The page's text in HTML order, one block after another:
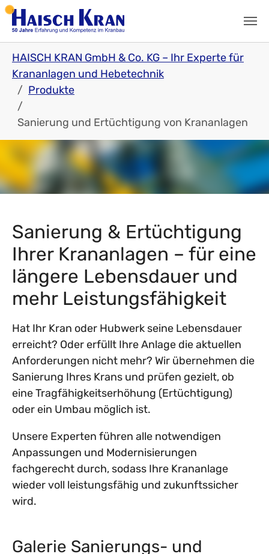
Skip to main content
Skip to page footer
HAISCH KRAN GmbH & Co. KG – Ihr Experte für
Krananlagen und Hebetechnik
Produkte
Sanierung und Ertüchtigung von Krananlagen
Sanierung & Ertüchtigung
Ihrer Krananlagen – für eine
längere Lebensdauer und
mehr Leistungsfähigkeit
Hat Ihr Kran oder Hubwerk seine Lebensdauer
erreicht? Oder erfüllt Ihre Anlage die aktuellen
Anforderungen nicht mehr? Wir übernehmen die
Sanierung Ihres Krans und prüfen gezielt, ob
eine Tragfähigkeitserhöhung (Ertüchtigung)
oder ein Umbau möglich ist.
Unsere Experten führen alle notwendigen
Anpassungen und Modernisierungen
fachgerecht durch, sodass Ihre Krananlage
wieder voll leistungsfähig und zukunftssicher
wird.
Galerie Sanierungs- und